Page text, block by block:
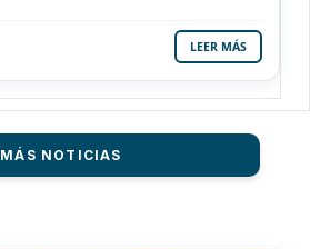
LEER MÁS
MÁS NOTICIAS